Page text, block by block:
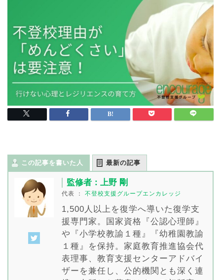
この記事を書いた人 最新の記事
監修者：上野 剛
代表 ： 不登校支援グループエンカレッジ
1,500人以上を復学へ導いた復学支
援専門家。国家資格『公認心理師』
や『小学校教諭１種』『幼稚園教諭
１種』を保持。家庭教育推進協会代
表理事、教育支援センターアドバイ
ザーを兼任し、公的機関とも深く連